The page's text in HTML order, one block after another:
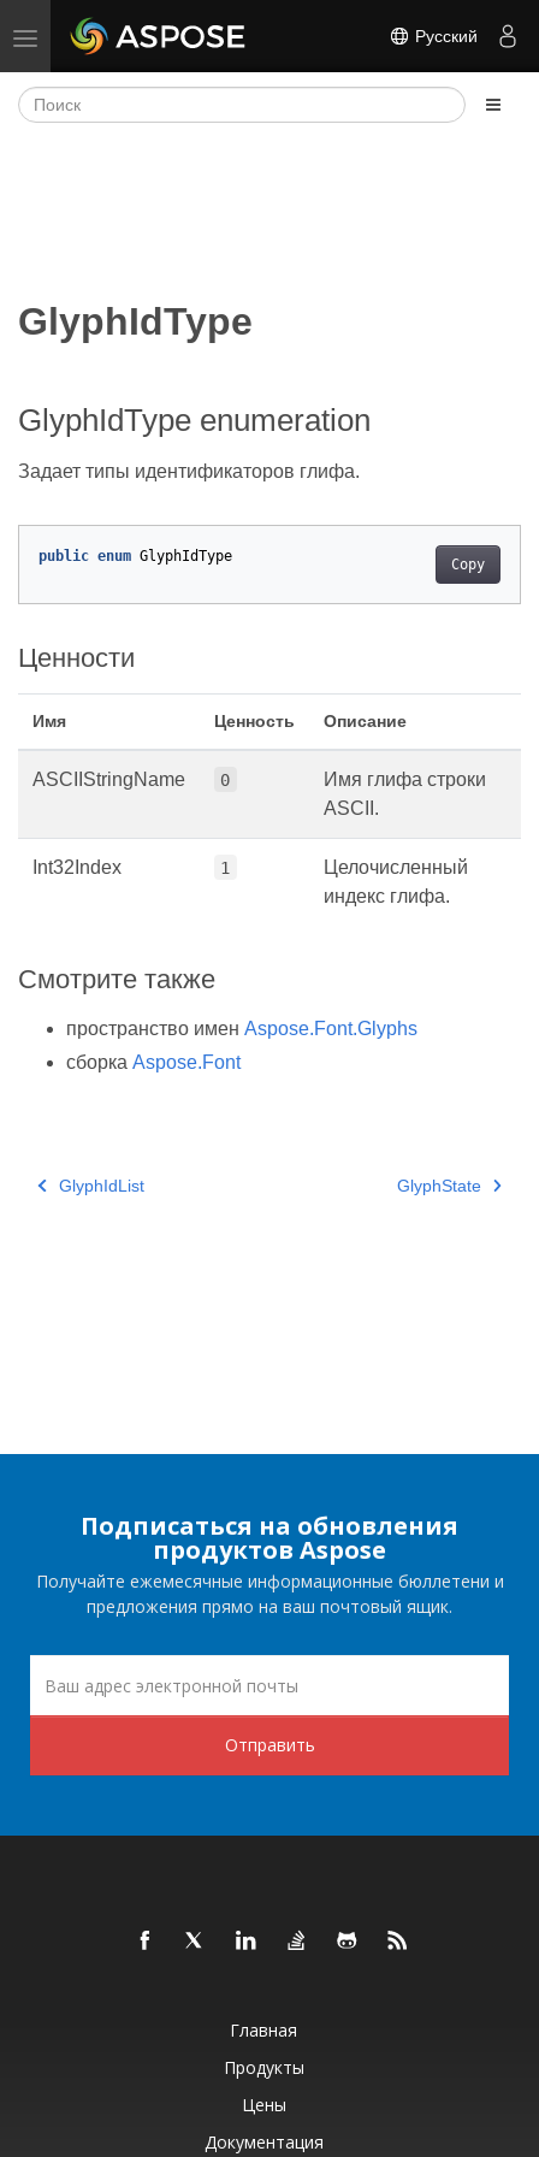
Переключить навигацию Русский
GlyphIdType
GlyphIdType enumeration
Задает типы идентификаторов глифа.
Copy
public enum GlyphIdType
Ценности
Имя Ценность Описание
ASCIIStringName 0
Имя глифа строки
ASCII.
Int32Index 1
Целочисленный
индекс глифа.
Смотрите также
пространство имен Aspose.Font.Glyphs
сборка Aspose.Font
GlyphIdList GlyphState
Подписаться на обновления
продуктов Aspose
Получайте ежемесячные информационные бюллетени и
предложения прямо на ваш почтовый ящик.
Отправить
Главная
Продукты
Цены
Документация